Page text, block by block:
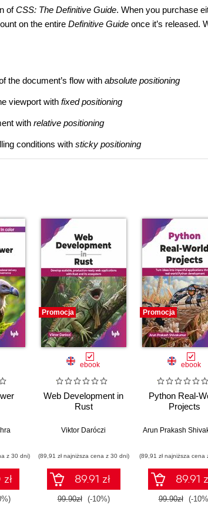
ofCSS: The Definitive Guide. When you purchase
on the entire Definitive Guide once it’s released.
the document’s flow with absolute positioning
viewport with fixed positioning
with relative positioning
conditions with sticky positioning
z 30 dni)
Promocja
ebook
Web Development in
Rust
Viktor Daróczi
(89,91 zł najniższa cena z 30 dni)
89.91 zł
99.90zł (-10%)
Promocja
ebook
Python Real-
Projects
Arun Prakash
(89,91 zł najniższa cena
89.91
99.90zł (-